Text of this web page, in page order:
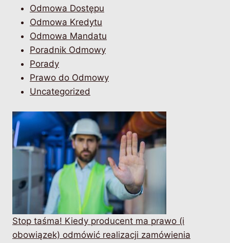
Odmowa Dostępu
Odmowa Kredytu
Odmowa Mandatu
Poradnik Odmowy
Porady
Prawo do Odmowy
Uncategorized
Stop taśma! Kiedy producent ma prawo (i
obowiązek) odmówić realizacji zamówienia